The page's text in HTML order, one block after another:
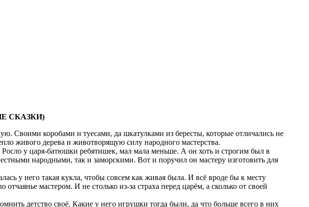
СКАЗКИ)
Своими коробами и туесами, да шкатулками из бересты, которые отличались не
живого дерева и животворящую силу народного мастерства.
Росло у царя-батюшки ребятишек, мал мала меньше. А он хоть и строгим был в
народными, так и заморскими. Вот и поручил он мастеру изготовить для
у него такая кукла, чтобы совсем как живая была. И всё вроде бы к месту
мастером. И не столько из-за страха перед царём, а сколько от своей
детство своё. Какие у него игрушки тогда были, да что больше всего в них